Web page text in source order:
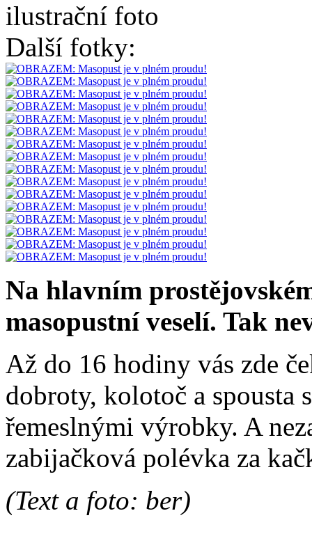
ilustrační foto
Další fotky:
Na hlavním
masopustní veselí. Tak
Až do 16 hodiny vás zde
dobroty, kolotoč a spousta
řemeslnými výrobky. A
zabijačková polévka za
(Text a foto: ber)